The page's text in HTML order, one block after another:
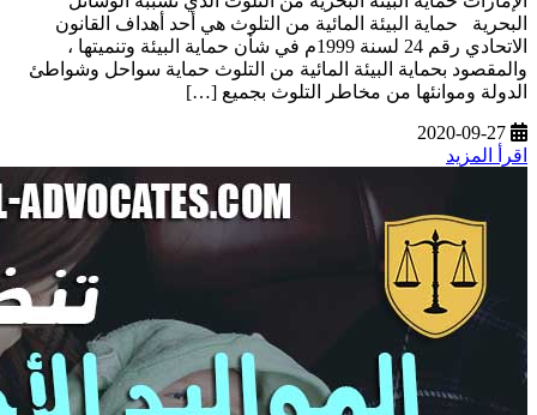
البحرية حماية البيئة المائية من التلوث هي أحد أهداف القانون
الاتحادي رقم 24 لسنة 1999م في شأن حماية البيئة وتنميتها ،
والمقصود بحماية البيئة المائية من التلوث حماية سواحل وشواطئ
الدولة وموانئها من مخاطر التلوث بجميع […]
2020-09-27
اقرأ المزيد